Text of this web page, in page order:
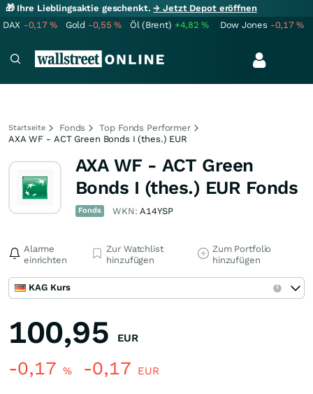
🎁 Ihre Lieblingsaktie geschenkt.→ Jetzt Depot eröffnen
DAX -0,17% Gold -0,55% Öl (Brent) +4,82% Dow Jones -0,17%
Startseite Fonds
Top Fonds Performer
AXA WF - ACT Green Bonds I (thes.) EUR
AXA WF - ACT Green
Bonds I (thes.) EUR Fonds
Fonds WKN:A14YSP
Alarme
einrichten
Zur Watchlist
hinzufügen
Zum Portfolio
hinzufügen
KAG Kurs
100,95 EUR
-0,17 % -0,17 EUR